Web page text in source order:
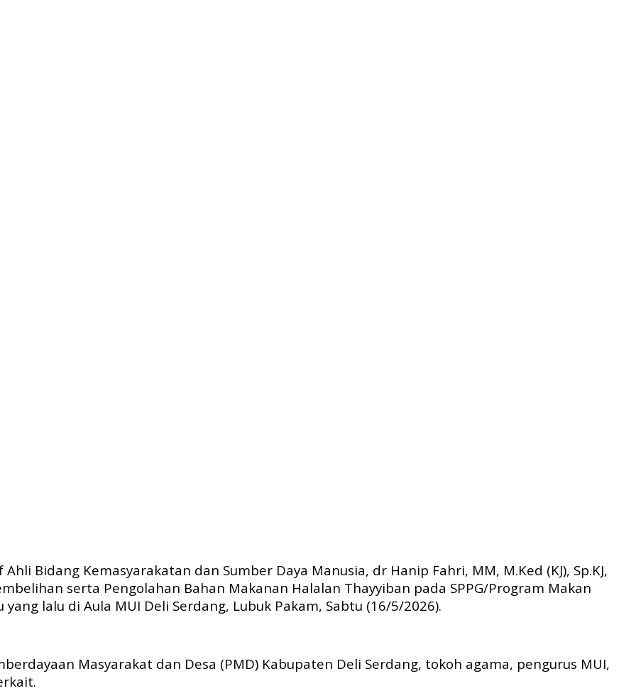
Bidang Kemasyarakatan dan Sumber Daya Manusia, dr Hanip Fahri, MM, M.Ked (KJ), Sp.KJ,
serta Pengolahan Bahan Makanan Halalan Thayyiban pada SPPG/Program Makan
lalu di Aula MUI Deli Serdang, Lubuk Pakam, Sabtu (16/5/2026).
Masyarakat dan Desa (PMD) Kabupaten Deli Serdang, tokoh agama, pengurus MUI,